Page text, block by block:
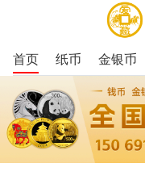
首页 纸币 金银币